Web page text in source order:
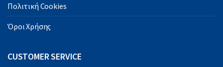
Πολιτική Cookies
Όροι Χρήσης
CUSTOMER SERVICE